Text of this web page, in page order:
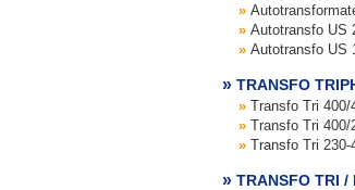
Autotransfo US
Autotransfo US
TRANSFO
Transfo Tri 400/
Transfo Tri 400/
Transfo Tri 230-
TRANSFO TRI /